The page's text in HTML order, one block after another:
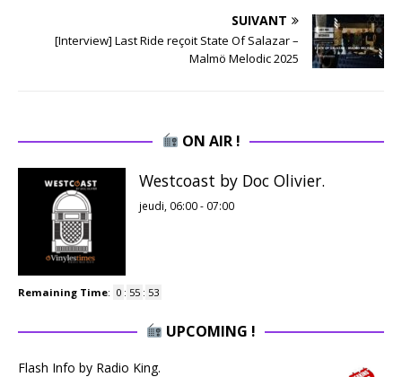
SUIVANT
[Interview] Last Ride reçoit State Of Salazar –
Malmö Melodic 2025
ON AIR !
Westcoast by Doc Olivier.
jeudi, 06:00- 07:00
Remaining Time: 0 : 55 : 52
UPCOMING !
Flash Info by Radio King.